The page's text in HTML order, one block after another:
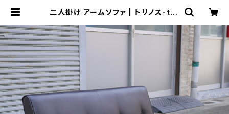
二人掛け アームソファ | トリノス-tor
ショップ・古着